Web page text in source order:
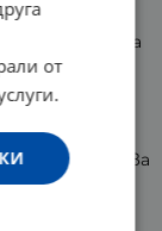
употреба.
и деца
сменяте
използване два
Sensodyne.
от